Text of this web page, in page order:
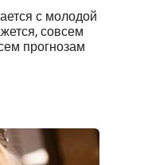
с молодой
совсем
прогнозам